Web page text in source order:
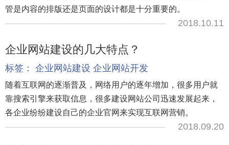
管是内容的排版还是页面的设计都是十分重要的。
2018.10.11
企业网站建设的几大特点？
标签： 企业网站建设 企业网站开发
随着互联网的逐渐普及，网络用户的逐年增加，很多用户就
靠搜索引擎来获取信息，很多建设网站公司迅速发展起来，
各企业纷纷建设自己的企业官网来实现互联网营销。
2018.09.20